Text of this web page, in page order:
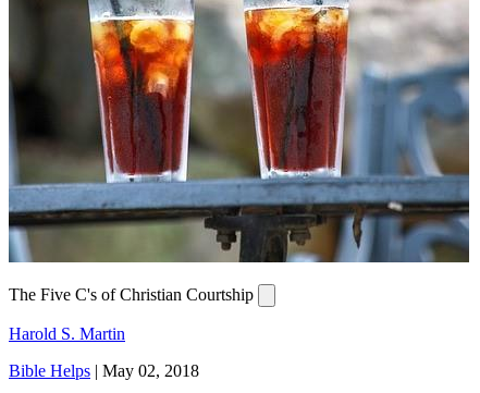
The Five C's of Christian Courtship
Harold S. Martin
Bible Helps | May 02, 2018